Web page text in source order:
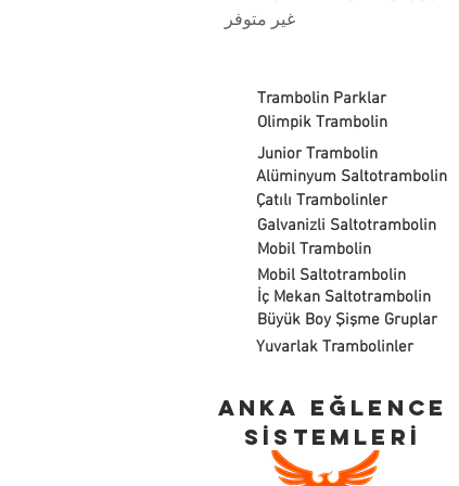
غير متوفر
Trambolin Parklar
Olimpik Trambolin
Junior Trambolin
Alüminyum Saltotrambolin
Galvanizli Saltotrambolin
Mobil Trambolin
Mobil Saltotrambolin
İç Mekan Saltotrambolin
Büyük Boy Şişme Gruplar
Çatılı Trambolinler
Yuvarlak Trambolinler
ANKA EĞLENCE
SİSTEMLERİ